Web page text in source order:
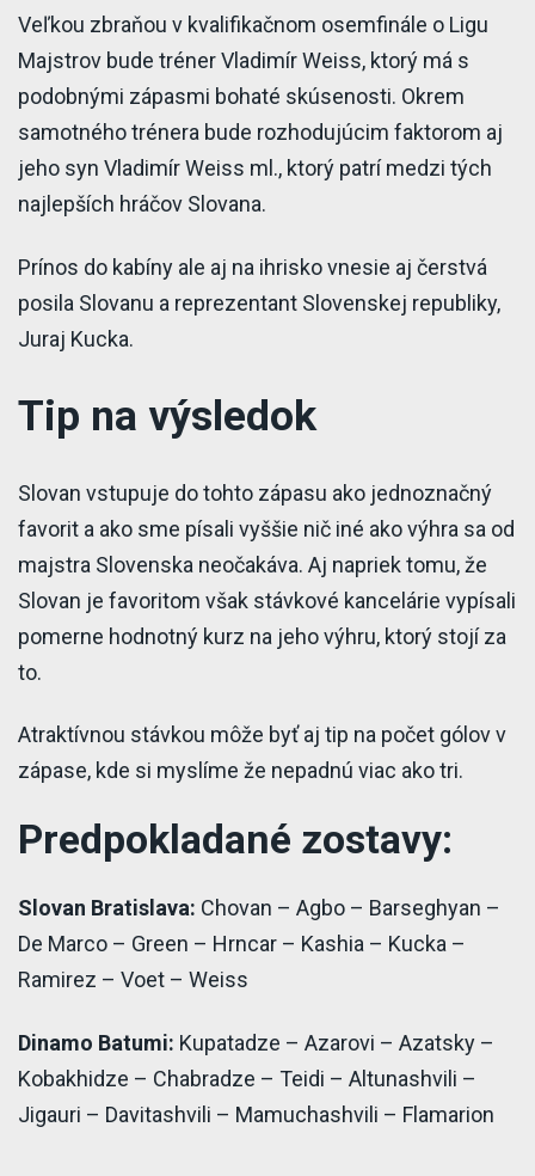
Veľkou zbraňou v kvalifikačnom osemfinále o Ligu
Majstrov bude tréner Vladimír Weiss, ktorý má s
podobnými zápasmi bohaté skúsenosti. Okrem
samotného trénera bude rozhodujúcim faktorom aj
jeho syn Vladimír Weiss ml., ktorý patrí medzi tých
najlepších hráčov Slovana.
Prínos do kabíny ale aj na ihrisko vnesie aj čerstvá
posila Slovanu a reprezentant Slovenskej republiky,
Juraj Kucka.
Tip na výsledok
Slovan vstupuje do tohto zápasu ako jednoznačný
favorit a ako sme písali vyššie nič iné ako výhra sa od
majstra Slovenska neočakáva. Aj napriek tomu, že
Slovan je favoritom však stávkové kancelárie vypísali
pomerne hodnotný kurz na jeho výhru, ktorý stojí za
to.
Atraktívnou stávkou môže byť aj tip na počet gólov v
zápase, kde si myslíme že nepadnú viac ako tri.
Predpokladané zostavy:
Slovan Bratislava: Chovan – Agbo – Barseghyan –
De Marco – Green – Hrncar – Kashia – Kucka –
Ramirez – Voet – Weiss
Dinamo Batumi: Kupatadze – Azarovi – Azatsky –
Kobakhidze – Chabradze – Teidi – Altunashvili –
Jigauri – Davitashvili – Mamuchashvili – Flamarion